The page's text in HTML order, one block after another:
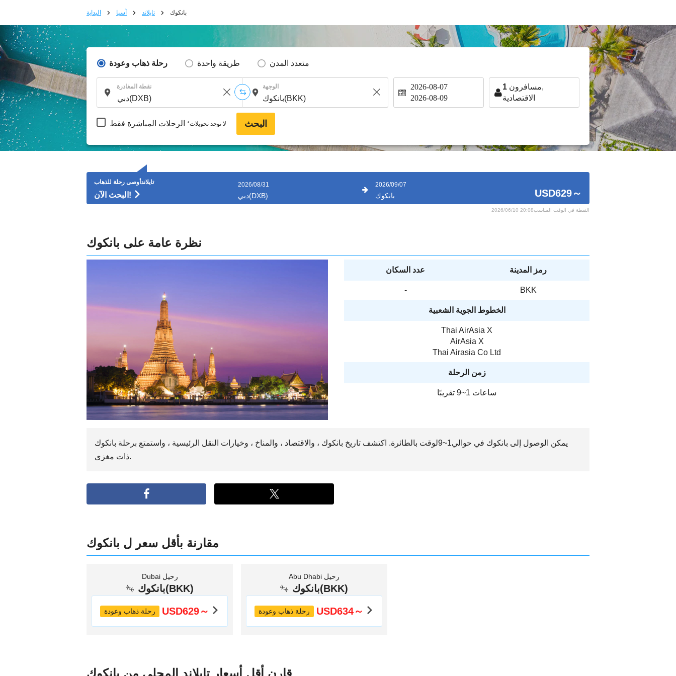
البداية آسيا تايلاند بانكوك
رحلة ذهاب وعودة طريقة واحدة متعدد المدن
نقطة المغادرة الوجهة 2026-08-07
2026-08-09
1
مسافرون,
الاقتصادية
الرحلات المباشرة فقط *لا توجد تحويلات البحث
تايلاندأوصى رحلة للذهاب
البحث الآن!
2026/08/31
دبي(DXB)
2026/09/07
بانكوك USD629～
2026/06/10 20:08النقطة في الوقت المناسب
نظرة عامة على بانكوك
عدد السكان رمز المدينة
- BKK
الخطوط الجوية الشعبية
Thai AirAsia X
AirAsia X
Thai Airasia Co Ltd
زمن الرحلة
ساعات 1~9 تقريبًا
يمكن الوصول إلى بانكوك في حوالي1~9لوقت بالطائرة. اكتشف تاريخ بانكوك ، والاقتصاد ، والمناخ ، وخيارات النقل الرئيسية ، واستمتع برحلة بانكوك
ذات مغزى.
مقارنة بأقل سعر ل بانكوك
Dubai رحيل
بانكوك(BKK)
رحلة ذهاب وعودة USD629～
Abu Dhabi رحيل
بانكوك(BKK)
رحلة ذهاب وعودة USD634～